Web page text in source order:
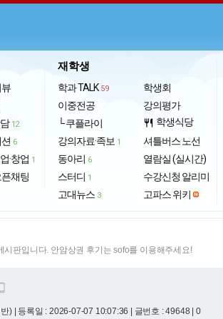
뷰
12
션 6
·창업 1
채팅
재학생
학과 TALK 59
이중전공
└ 쿠플라이
강의자료·족보 1
동아리 6
스터디 1
고대뉴스 3
학생회
강의평가
restaurant 학생식당
셔틀버스 노선
열람실 (실시간)
수강신청 알리미
고파스 위키
시판입니다. 안암상권 후기는 sofo를 이용해주세요!

) | 등록일 : 2026-07-07 10:07:36 | 글번호 : 49648 | 0